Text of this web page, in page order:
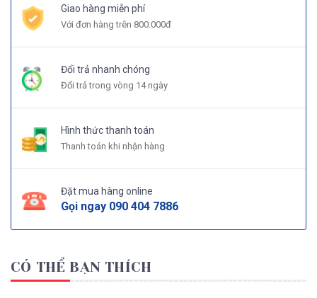
Giao hàng miễn phí
Với đơn hàng trên 800.000đ
Đổi trả nhanh chóng
Đổi trả trong vòng 14 ngày
Hình thức thanh toán
Thanh toán khi nhận hàng
Đặt mua hàng online
Gọi ngay 090 404 7886
CÓ THỂ BẠN THÍCH